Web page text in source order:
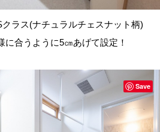
ラス(ナチュラルチェスナット柄)
合うように5㎝あげて設定！
Save